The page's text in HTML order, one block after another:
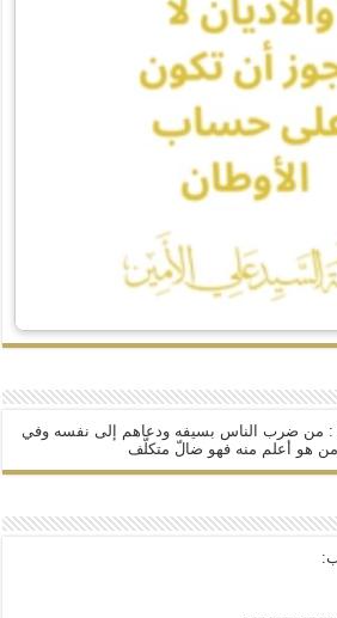
: من ضرب الناس بسيفه ودعاهم إلى نفسه وفي
من هو أعلم منه فهو ضالّ متكلّف